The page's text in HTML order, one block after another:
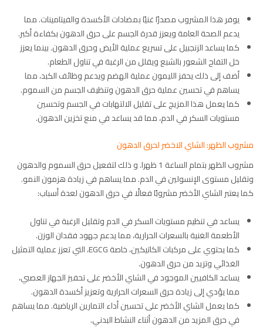
يوفر هذا المشروب مصدرًا غنيًا بمضادات الأكسدة والفيتامينات. مما
يدعم الصحة العامة ويعزز قدرة الجسم على حرق الدهون بكفاءة أكبر.
كما يساعد الزنجبيل على تسريع عملية الأيض وحرق الدهون. بينما يعزز
خل التفاح الشعور بالشبع ويقلل من الرغبة في تناول الطعام.
أضف إلى ذلك يحفز الليمون عملية الهضم ويدعم وظائف الكبد، مما
يساهم في تحسين عملية حرق الدهون وتنظيف الجسم من السموم.
كما يعمل هذا المزيج على تقليل الالتهابات في الجسم وتحسين
مستويات السكر في الدم، مما قد يساعد في منع تخزين الدهون.
مشروب الظهر: الشاي الاخضر لحرق الدهون
مشروب الظهر بتمام الساعة 1 ظهرا. و ذلك لتفعيل حرق السموم والدهون
وتقليل مستوى الإنسولين في الدم. مما يساهم في زيادة هزمون النمو.
كما يعتبر الشاي الأخضر مشروبًا فعالًا في حرق الدهون لعدة أسباب:
يساعد في تنظيم مستويات السكر في الدم وتقليل الرغبة في تناول
الأطعمة الغنية بالسعرات الحرارية، مما يدعم جهود فقدان الوزن.
كما يحتوي على مركبات الكاتيكين، خاصة EGCG، التي تعزز عملية التمثيل
الغذائي وتزيد من حرق الدهون.
يساعد الكافيين الموجود في الشاي الأخضر على تحفيز الجهاز العصبي،
مما يؤدي إلى زيادة حرق السعرات الحرارية وتعزيز أكسدة الدهون.
كما يعمل الشاي الأخضر على تحسين أداء التمارين الرياضية. مما يساهم
في حرق المزيد من الدهون أثناء النشاط البدني.